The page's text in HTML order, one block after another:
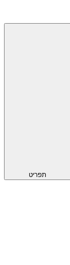
תפריט